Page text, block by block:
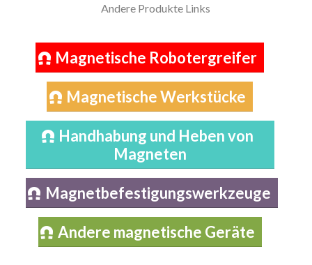
Andere Produkte Links
Magnetische Robotergreifer
Magnetische Werkstücke
Handhabung und Heben von
Magneten
Magnetbefestigungswerkzeuge
Andere magnetische Geräte